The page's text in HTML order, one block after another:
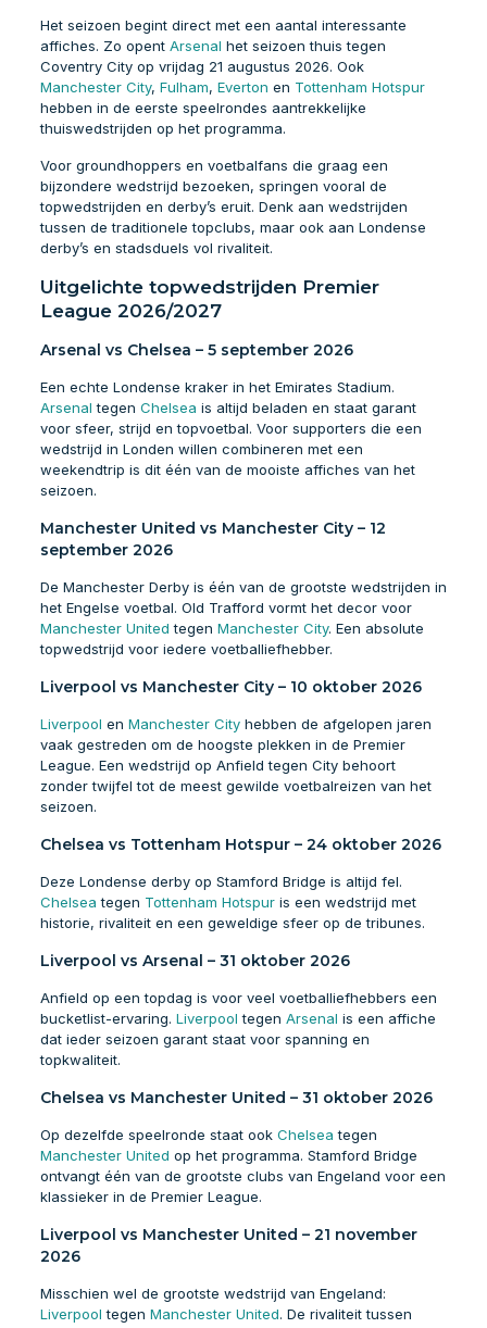
Het seizoen begint direct met een aantal interessante
affiches. Zo opent Arsenal het seizoen thuis tegen
Coventry City op vrijdag 21 augustus 2026. Ook
Manchester City, Fulham, Everton en Tottenham Hotspur
hebben in de eerste speelrondes aantrekkelijke
thuiswedstrijden op het programma.
Voor groundhoppers en voetbalfans die graag een
bijzondere wedstrijd bezoeken, springen vooral de
topwedstrijden en derby’s eruit. Denk aan wedstrijden
tussen de traditionele topclubs, maar ook aan Londense
derby’s en stadsduels vol rivaliteit.
Uitgelichte topwedstrijden Premier
League 2026/2027
Arsenal vs Chelsea – 5 september 2026
Een echte Londense kraker in het Emirates Stadium.
Arsenal tegen Chelsea is altijd beladen en staat garant
voor sfeer, strijd en topvoetbal. Voor supporters die een
wedstrijd in Londen willen combineren met een
weekendtrip is dit één van de mooiste affiches van het
seizoen.
Manchester United vs Manchester City – 12
september 2026
De Manchester Derby is één van de grootste wedstrijden in
het Engelse voetbal. Old Trafford vormt het decor voor
Manchester United tegen Manchester City. Een absolute
topwedstrijd voor iedere voetballiefhebber.
Liverpool vs Manchester City – 10 oktober 2026
Liverpool en Manchester Cityhebben de afgelopen jaren
vaak gestreden om de hoogste plekken in de Premier
League. Een wedstrijd op Anfield tegen City behoort
zonder twijfel tot de meest gewilde voetbalreizen van het
seizoen.
Chelsea vs Tottenham Hotspur – 24 oktober 2026
Deze Londense derby op Stamford Bridge is altijd fel.
Chelsea tegen Tottenham Hotspuris een wedstrijd met
historie, rivaliteit en een geweldige sfeer op de tribunes.
Liverpool vs Arsenal – 31 oktober 2026
Anfield op een topdag is voor veel voetballiefhebbers een
bucketlist-ervaring. Liverpool tegen Arsenal is een affiche
dat ieder seizoen garant staat voor spanning en
topkwaliteit.
Chelsea vs Manchester United – 31 oktober 2026
Op dezelfde speelronde staat ook Chelsea tegen
Manchester United op het programma. Stamford Bridge
ontvangt één van de grootste clubs van Engeland voor een
klassieker in de Premier League.
Liverpool vs Manchester United – 21 november
2026
Misschien wel de grootste wedstrijd van Engeland:
Liverpool tegen Manchester United. De rivaliteit tussen